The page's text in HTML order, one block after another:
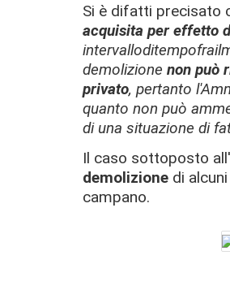
Si è difatti precisato
acquisita per effetto
demolizione non può
privato, pertanto
quanto non può
di una situazione di
Il caso sottoposto
demolizione di
campano.